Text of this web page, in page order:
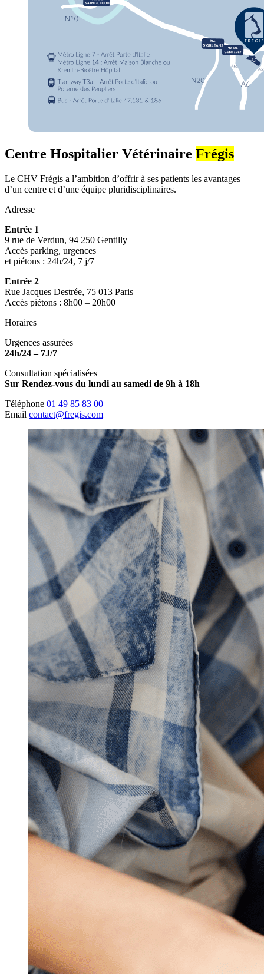
Centre Hospitalier Vétérinaire Frégis
Le CHV Frégis a l’ambition d’offrir à ses patients les avantages
d’un centre et d’une équipe pluridisciplinaires.
Adresse
Entrée 1
9 rue de Verdun, 94 250 Gentilly
Accès parking, urgences
et piétons : 24h/24, 7 j/7
Entrée 2
Rue Jacques Destrée, 75 013 Paris
Accès piétons : 8h00 – 20h00
Horaires
Urgences assurées
24h/24 – 7J/7
Consultation spécialisées
Sur Rendez-vous du lundi au samedi de 9h à 18h
Téléphone 01 49 85 83 00
Email contact@fregis.com